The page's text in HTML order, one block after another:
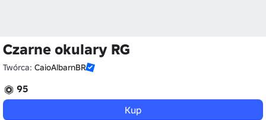
Czarne okulary RG
Twórca: CaioAlbarnBR
95
Kup